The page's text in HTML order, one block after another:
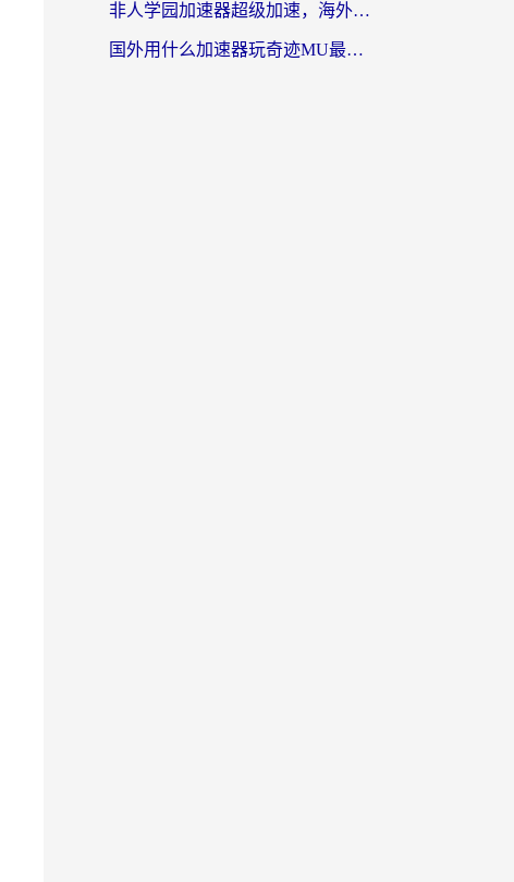
非人学园加速器超级加速，海外玩家重返国服的通行证
国外用什么加速器玩奇迹MU最好？2026海外玩家国服游戏加速全攻略